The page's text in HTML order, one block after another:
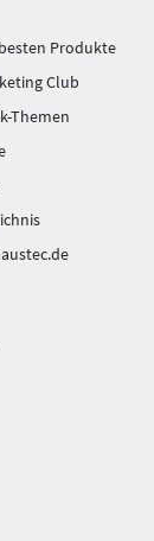
Produkte
Club
Themen